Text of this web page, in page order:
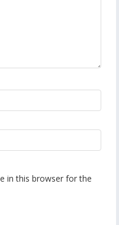
in this browser for the